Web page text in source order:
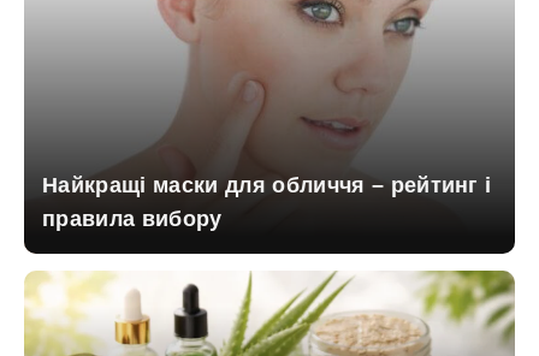
Найкращі маски для обличчя – рейтинг і
правила вибору